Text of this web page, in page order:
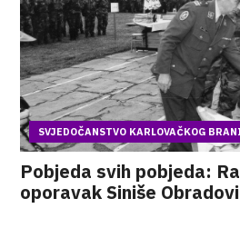
SVJEDOČANSTVO KARLOVAČKOG
Pobjeda svih pobjeda:
oporavak Siniše